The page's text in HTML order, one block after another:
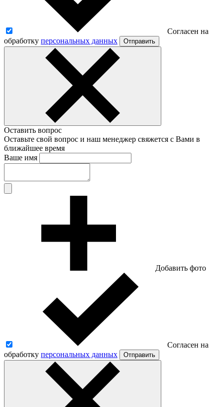
Согласен на
обработку персональных данных Отправить
Оставить вопрос
Оставьте свой вопрос и наш менеджер свяжется с Вами в
ближайшее время
Ваше имя
Добавить фото
Согласен на
обработку персональных данных Отправить